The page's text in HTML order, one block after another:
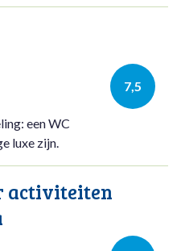
7,5
een WC
luxe zijn.
activiteiten